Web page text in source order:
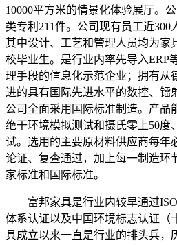
10000平方米的情景化体验展厅。
类专利211件。公司现有员工近300
其中设计、工艺和管理人员均为家
校毕业生。是行业内率先导入ERP
理手段的信息化示范企业；拥有从
进的具有国际先进水平的数控、镭
公司全面采用国际标准制造。产品
绝干环境模拟测试和摄氏零上50度
试。选用的主要原材料供应商每年
论证、复查通过，加上每一制造环
家标准和国际标准。
富邦家具是行业内较早通过
体系认证以及中国环境标志认证（
具成立以来一直是行业的排头兵，